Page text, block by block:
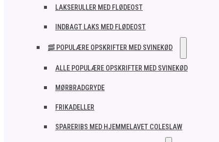
LAKSERULLER MED FLØDEOST
INDBAGT LAKS MED FLØDEOST
🥓 POPULÆRE OPSKRIFTER MED SVINEKØD
ALLE POPULÆRE OPSKRIFTER MED SVINEKØD
MØRBRADGRYDE
FRIKADELLER
SPARERIBS MED HJEMMELAVET COLESLAW